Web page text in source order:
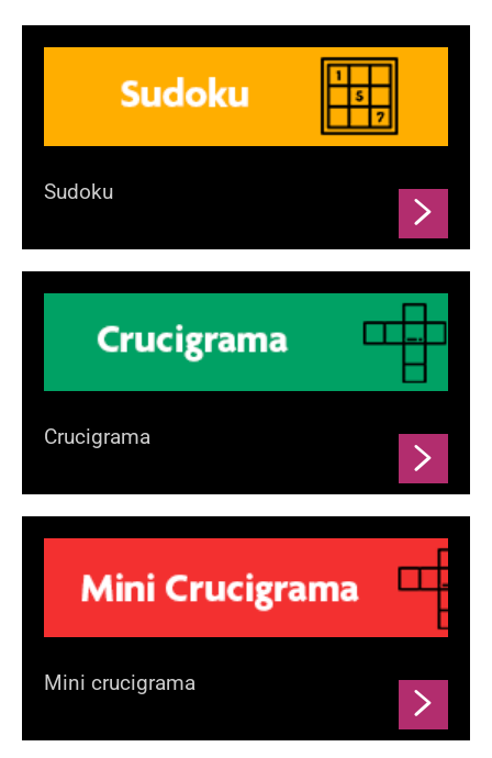
Sudoku
Crucigrama
Mini crucigrama